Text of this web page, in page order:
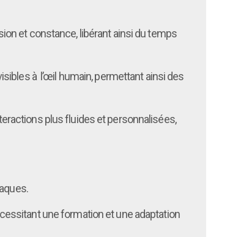
et constance, libérant ainsi du temps
à l’œil humain, permettant ainsi des
plus fluides et personnalisées,
une formation et une adaptation